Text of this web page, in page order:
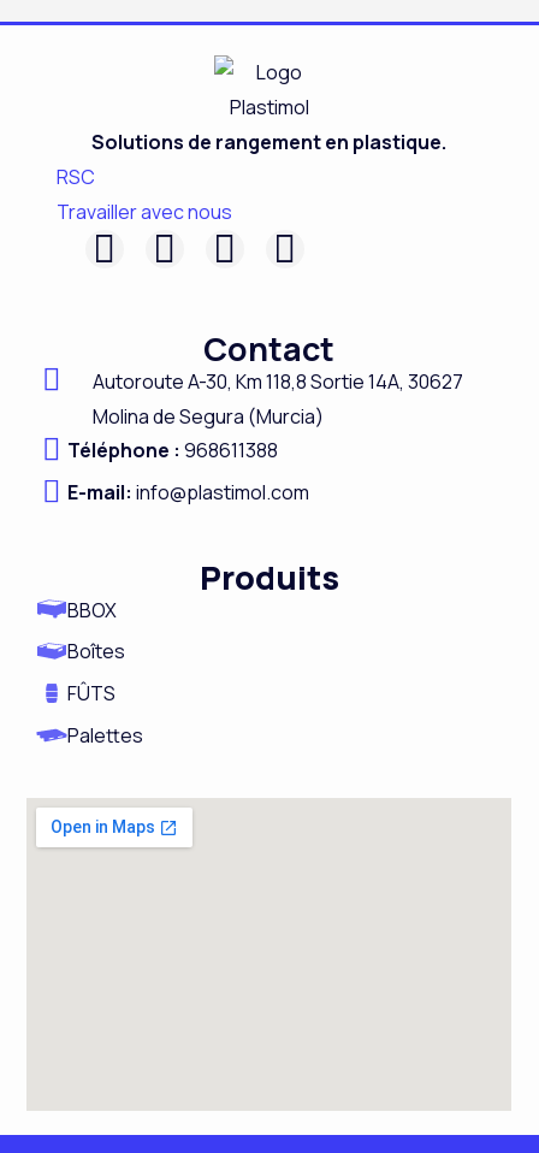
Solutions de rangement en plastique.
RSC
Travailler avec nous
F
e
b
o
o
k
L
k
e
d
i
n
I
t
a
g
r
a
Y
t
u
b
e
Contact
Autoroute A-30, Km 118,8Sortie 14A,30627
Molina de Segura (Murcia)
Téléphone :968611388
E-mail: info@plastimol.com
Produits
BBOX
Boîtes
FÛTS
Palettes